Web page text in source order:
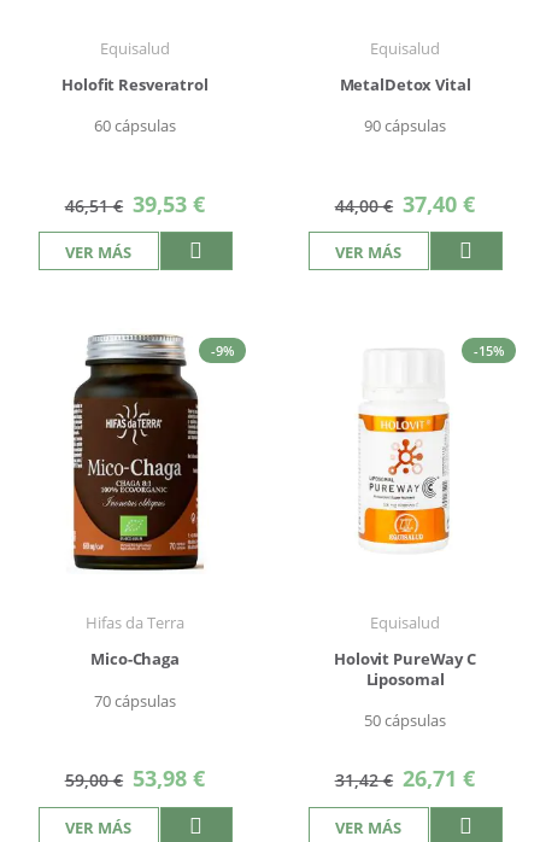
Equisalud
Holofit Resveratrol
60 cápsulas
46,51 € Precio
especial
39,53 €
VER MÁS
Equisalud
MetalDetox Vital
90 cápsulas
44,00 € Precio
especial
37,40 €
VER MÁS
-9%
Hifas da Terra
Mico-Chaga
70 cápsulas
59,00 € Precio
especial
53,98 €
VER MÁS
-15%
Equisalud
Holovit PureWay C
Liposomal
50 cápsulas
31,42 € Precio
especial
26,71 €
VER MÁS